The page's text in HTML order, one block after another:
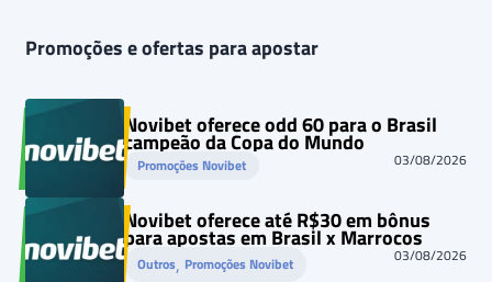
Promoções e ofertas para apostar
Novibet oferece odd 60 para o Brasil
campeão da Copa do Mundo
Promoções Novibet 03/08/2026
Novibet oferece até R$30 em bônus
para apostas em Brasil x Marrocos
Outros, Promoções Novibet 03/08/2026